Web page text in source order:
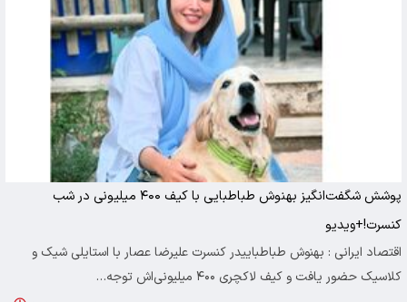
پوشش شگفت‌انگیز بهنوش طباطبایی با کیف ۴۰۰ میلیونی در شب
کنسرت!+ویدیو
اقتصاد ایرانی : بهنوش طباطباییدر کنسرت علیرضا عصار با استایلی شیک و
کلاسیک حضور یافت و کیف لاکچری ۴۰۰ میلیونی‌اش توجه…